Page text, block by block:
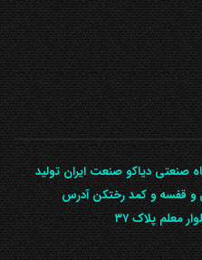
کوی گلستان پلاک 55 کارگاه صنعتی دیاکو صنعت ایران تولید
و قفسه و کمد رختکن آدرس
معلم پلاک ۳۷